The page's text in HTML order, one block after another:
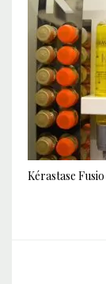
Kérastase